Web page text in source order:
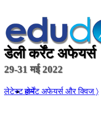
होम
डेली कर्रेंट अफेयर्स
29-31 मई 2022
लेटेस्ट कर्रेंट अफेयर्स और क्विज 〉